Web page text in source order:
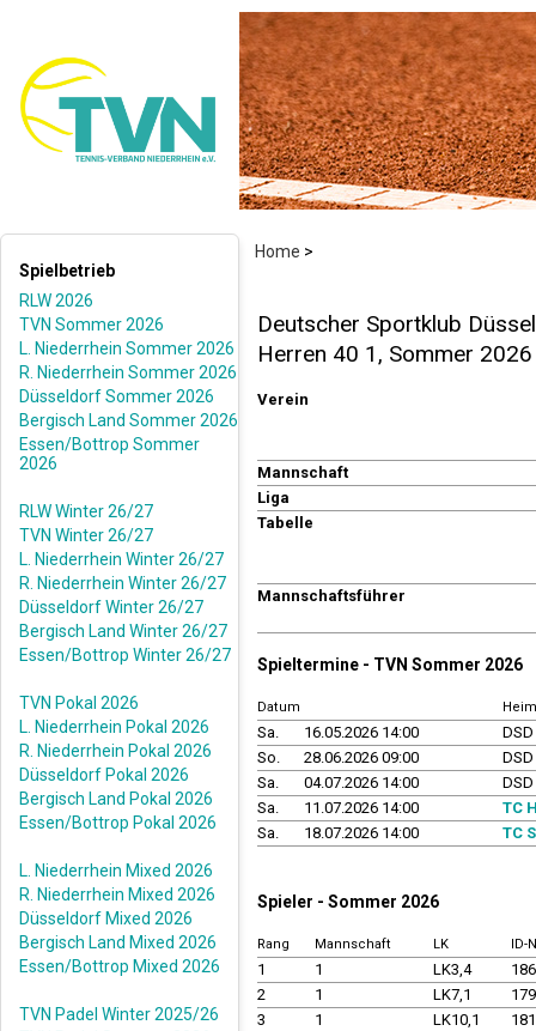
Home >
Spielbetrieb
RLW 2026
TVN Sommer 2026
L. Niederrhein Sommer 2026
R. Niederrhein Sommer 2026
Düsseldorf Sommer 2026
Bergisch Land Sommer 2026
Essen/Bottrop Sommer
2026
RLW Winter 26/27
TVN Winter 26/27
L. Niederrhein Winter 26/27
R. Niederrhein Winter 26/27
Düsseldorf Winter 26/27
Bergisch Land Winter 26/27
Essen/Bottrop Winter 26/27
TVN Pokal 2026
L. Niederrhein Pokal 2026
R. Niederrhein Pokal 2026
Düsseldorf Pokal 2026
Bergisch Land Pokal 2026
Essen/Bottrop Pokal 2026
L. Niederrhein Mixed 2026
R. Niederrhein Mixed 2026
Düsseldorf Mixed 2026
Bergisch Land Mixed 2026
Essen/Bottrop Mixed 2026
TVN Padel Winter 2025/26
Deutscher Sportklub
Herren 40 1, Sommer 2026
Verein
Mannschaft
Liga
Tabelle
Mannschaftsführer
Spieltermine - TVN Sommer 2026
Datum
Sa. 16.05.2026 14:00
So.
28.06.2026 09:00
Sa.
04.07.2026 14:00
Sa.
11.07.2026 14:00
TC
Sa.
18.07.2026 14:00 TC
Spieler - Sommer 2026
Rang Mannschaft LK ID-
1 1 LK3,4
2
1 LK7,1
3
1 LK10,1